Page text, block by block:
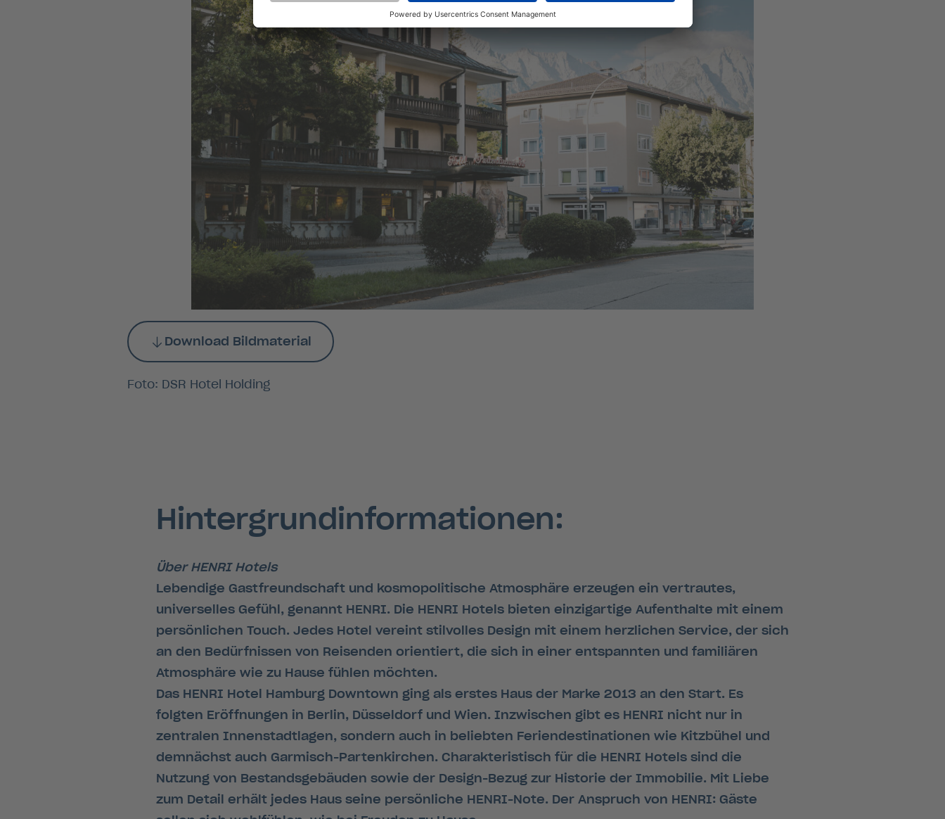
Download Bildmaterial
Foto: DSR Hotel Holding
Hintergrundinformationen:
Über HENRI Hotels
Lebendige Gastfreundschaft und kosmopolitische Atmosphäre erzeugen ein vertrautes,
universelles Gefühl, genannt HENRI. Die HENRI Hotels bieten einzigartige Aufenthalte mit einem
persönlichen Touch. Jedes Hotel vereint stilvolles Design mit einem herzlichen Service, der sich
an den Bedürfnissen von Reisenden orientiert, die sich in einer entspannten und familiären
Atmosphäre wie zu Hause fühlen möchten.
Das HENRI Hotel Hamburg Downtown ging als erstes Haus der Marke 2013 an den Start. Es
folgten Eröffnungen in Berlin, Düsseldorf und Wien. Inzwischen gibt es HENRI nicht nur in
zentralen Innenstadtlagen, sondern auch in beliebten Feriendestinationen wie Kitzbühel und
demnächst auch Garmisch-Partenkirchen. Charakteristisch für die HENRI Hotels sind die
Nutzung von Bestandsgebäuden sowie der Design-Bezug zur Historie der Immobilie. Mit Liebe
zum Detail erhält jedes Haus seine persönliche HENRI-Note. Der Anspruch von HENRI: Gäste